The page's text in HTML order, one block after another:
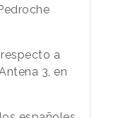
a
3, en